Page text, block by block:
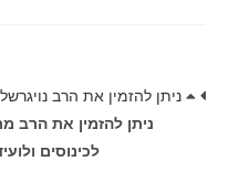
ניתן להזמין את הרב נויגרשל
ניתן להזמין את הרב
לכינוסים